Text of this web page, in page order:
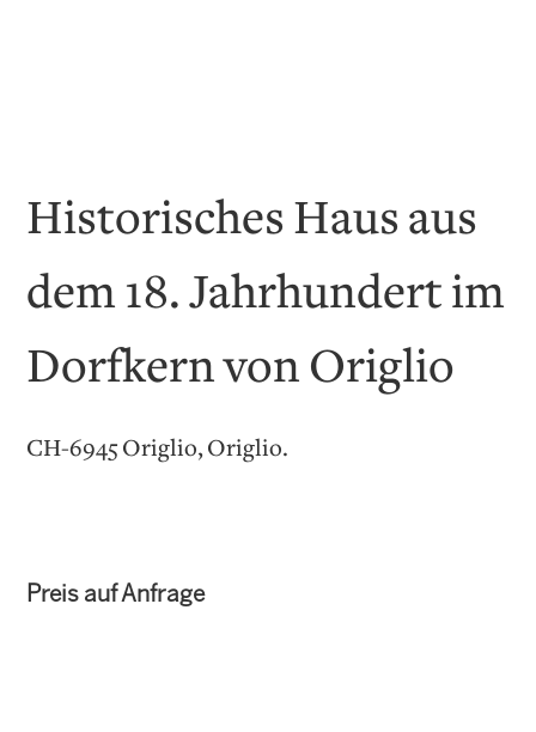
Historisches Haus aus
dem 18. Jahrhundert im
Dorfkern von Origlio
CH-6945 Origlio, Origlio.
Preis auf Anfrage